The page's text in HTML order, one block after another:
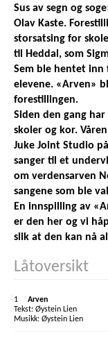
Sus av segn og
Olav Kaste.
storsatsing for
til Heddal, som
Sem ble hentet inn
elevene. «Arven»
forestillingen.
Siden den gang
skoler og kor.
Juke Joint Studio
sanger til et
om verdensarven
sangene som ble
En innspilling av
er den her og vi
slik at den kan nå
Låtoversikt
1
Arven
Øystein Lien
Øystein Lien